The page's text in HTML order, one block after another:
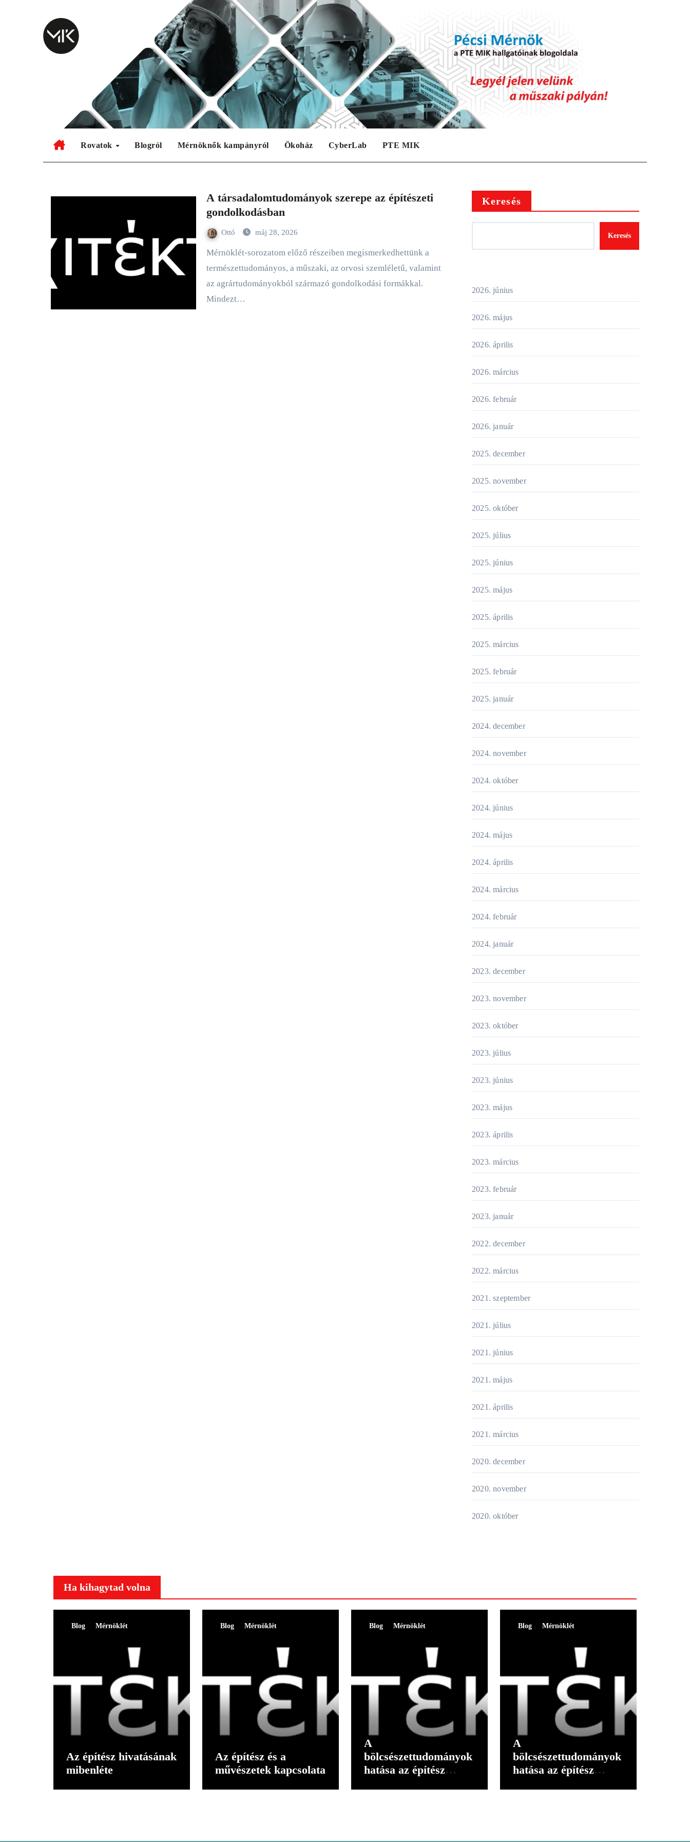
Rovatok Blogról Mérnöknők kampányról Ökoház CyberLab PTE MIK
A társadalomtudományok szerepe az építészeti
gondolkodásban
Ottó máj 28, 2026
Mérnöklét-sorozatom előző részeiben megismerkedhettünk a
természettudományos, a műszaki, az orvosi szemléletű, valamint
az agrártudományokból származó gondolkodási formákkal.
Mindezt…
Keresés
Keresés
2026. június
2026. május
2026. április
2026. március
2026. február
2026. január
2025. december
2025. november
2025. október
2025. július
2025. június
2025. május
2025. április
2025. március
2025. február
2025. január
2024. december
2024. november
2024. október
2024. június
2024. május
2024. április
2024. március
2024. február
2024. január
2023. december
2023. november
2023. október
2023. július
2023. június
2023. május
2023. április
2023. március
2023. február
2023. január
2022. december
2022. március
2021. szeptember
2021. július
2021. június
2021. május
2021. április
2021. március
2020. december
2020. november
2020. október
Ha kihagytad volna
Blog Mérnöklét
Az építész hivatásának
mibenléte
Blog Mérnöklét
Az építész és a
művészetek kapcsolata
Blog Mérnöklét
A
bölcsészettudományok
hatása az építész
Blog Mérnöklét
A
bölcsészettudományok
hatása az építész